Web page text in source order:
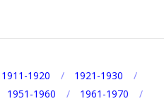
1911-1920
1921-1930
1951-1960
1961-1970